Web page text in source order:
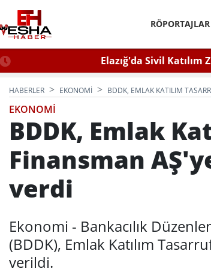
RÖPORTAJLAR
Elazığ'da Sivil
HABERLER EKONOMI BDDK, EMLAK KATILIM
EKONOMI
BDDK, Emlak
Finansman
verdi
Ekonomi - Bankacılık
(BDDK), Emlak Katılım
verildi.